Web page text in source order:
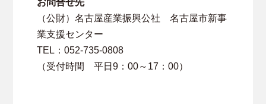
お問合せ先
（公財）名古屋産業振興公社 名古屋市新事
業支援センター
TEL：052-735-0808
（受付時間 平日9：00～17：00）